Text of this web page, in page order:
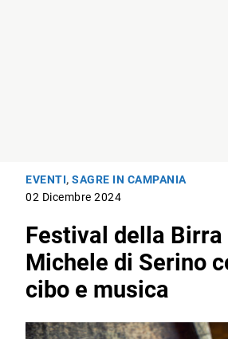
EVENTI,SAGRE IN CAMPANIA
02 Dicembre 2024
Festival della Birra
Michele di Serino
cibo e musica